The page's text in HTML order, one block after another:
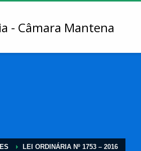
LEI ORDINÁRIA Nº 1753 – 2016